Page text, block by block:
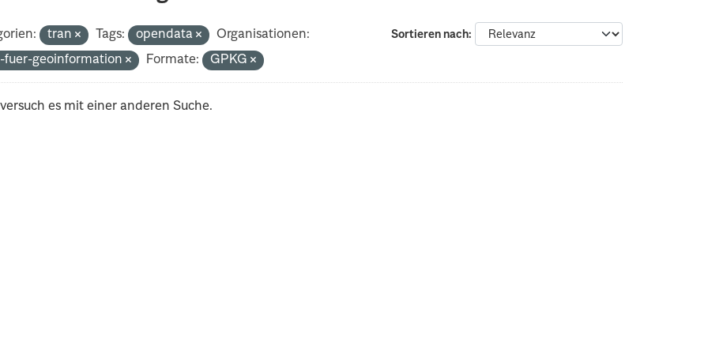
Sortieren nach
tran Tags: opendata
Organisationen:
fuer-geoinformation
Formate: GPKG
es mit einer anderen Suche.